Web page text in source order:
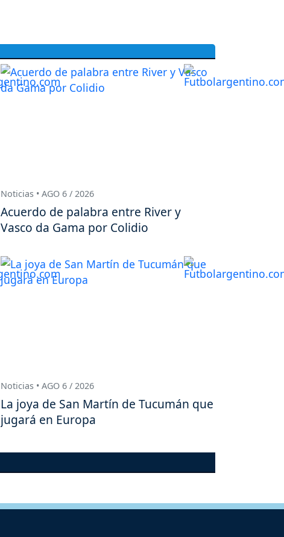
Noticias • AGO 6 / 2026
Acuerdo de palabra entre River y
Vasco da Gama por Colidio
Noticias • AGO 6 / 2026
La joya de San Martín de Tucumán que
jugará en Europa